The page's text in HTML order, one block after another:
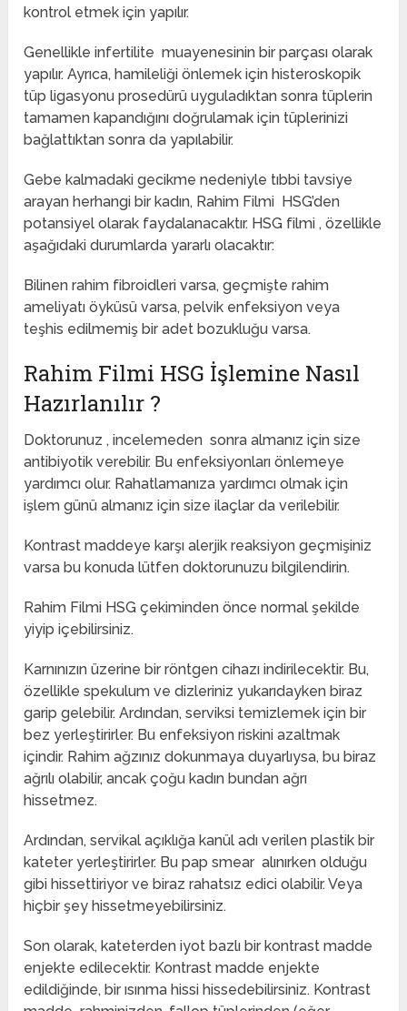
kontrol etmek için yapılır.
Genellikle infertilite muayenesinin bir parçası olarak
yapılır. Ayrıca, hamileliği önlemek için histeroskopik
tüp ligasyonu prosedürü uyguladıktan sonra tüplerin
tamamen kapandığını doğrulamak için tüplerinizi
bağlattıktan sonra da yapılabilir.
Gebe kalmadaki gecikme nedeniyle tıbbi tavsiye
arayan herhangi bir kadın, Rahim Filmi HSG’den
potansiyel olarak faydalanacaktır. HSG filmi , özellikle
aşağıdaki durumlarda yararlı olacaktır:
Bilinen rahim fibroidleri varsa, geçmişte rahim
ameliyatı öyküsü varsa, pelvik enfeksiyon veya
teşhis edilmemiş bir adet bozukluğu varsa.
Rahim Filmi HSG İşlemine Nasıl
Hazırlanılır ?
Doktorunuz , incelemeden sonra almanız için size
antibiyotik verebilir. Bu enfeksiyonları önlemeye
yardımcı olur. Rahatlamanıza yardımcı olmak için
işlem günü almanız için size ilaçlar da verilebilir.
Kontrast maddeye karşı alerjik reaksiyon geçmişiniz
varsa bu konuda lütfen doktorunuzu bilgilendirin.
Rahim Filmi HSG çekiminden önce normal şekilde
yiyip içebilirsiniz.
Karnınızın üzerine bir röntgen cihazı indirilecektir. Bu,
özellikle spekulum ve dizleriniz yukarıdayken biraz
garip gelebilir. Ardından, serviksi temizlemek için bir
bez yerleştirirler. Bu enfeksiyon riskini azaltmak
içindir. Rahim ağzınız dokunmaya duyarlıysa, bu biraz
ağrılı olabilir, ancak çoğu kadın bundan ağrı
hissetmez.
Ardından, servikal açıklığa kanül adı verilen plastik bir
kateter yerleştirirler. Bu pap smear alınırken olduğu
gibi hissettiriyor ve biraz rahatsız edici olabilir. Veya
hiçbir şey hissetmeyebilirsiniz.
Son olarak, kateterden iyot bazlı bir kontrast madde
enjekte edilecektir. Kontrast madde enjekte
edildiğinde, bir ısınma hissi hissedebilirsiniz. Kontrast